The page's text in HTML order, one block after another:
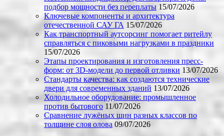
подбор мощности без переплаты 15/07/2026
Ключевые компоненты и архитектура
отечественной САУ ГА 15/07/2026
Как транспортный аутсорсинг помогает ритейлу
справляться с пиковыми нагрузками в праздники
15/07/2026
Этапы проектирования и изготовления пресс-
форм: от 3D-модели до первой отливки 13/07/2026
Стандарты качества: как создаются технические
двери для современных зданий 13/07/2026
Холодильное оборудование: промышленное
против бытового 11/07/2026
Сравнение лужёных шин разных классов по
толщине слоя олова 09/07/2026